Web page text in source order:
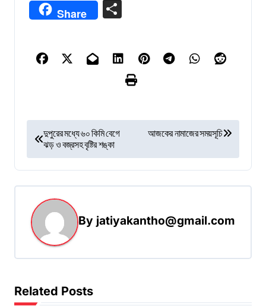
Share
s
t
n
a
g
দুপুরের মধ্যে ৬০ কিমি বেগে
ঝড় ও বজ্রসহ বৃষ্টির শঙ্কা
আজকের নামাজের সময়সূচি
By jatiyakantho@gmail.com
Related Posts